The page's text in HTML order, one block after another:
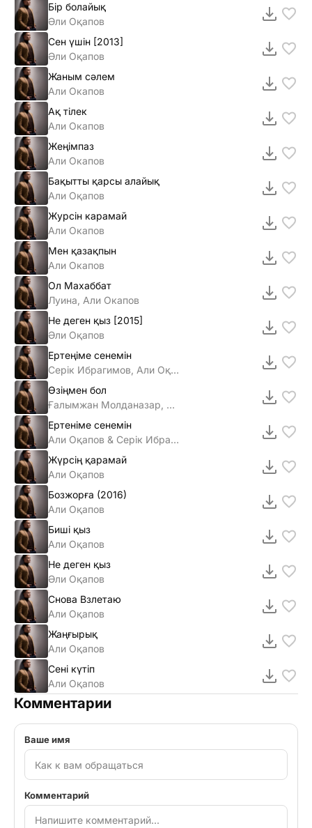
Бiр болайық
Әли Оқапов
Сен үшiн [2013]
Әли Оқапов
Жаным сәлем
Али Окапов
Ақ тiлек
Али Окапов
Жеңімпаз
Али Окапов
Бақытты қарсы алайық
Али Оқапов
Журсiн карамай
Али Окапов
Мен қазақпын
Али Окапов
Ол Махаббат
Луина, Али Окапов
Не деген қыз [2015]
Әли Оқапов
Ертеңіме сенемін
Серік Ибрагимов, Али Оқапов
Өзіңмен бол
Ғалымжан Молданазар, Диас Аблаев & Али Оқапов
Ертеніме сенемін
Али Оқапов & Серік Ибрагимов
Жүрсің қарамай
Али Оқапов
Бозжорға (2016)
Али Оқапов
Биші қыз
Али Оқапов
Не деген қыз
Әли Оқапов
Снова Взлетаю
Али Оқапов
Жаңғырық
Али Оқапов
Сені күтіп
Али Оқапов
Комментарии
Ваше имя
Комментарий